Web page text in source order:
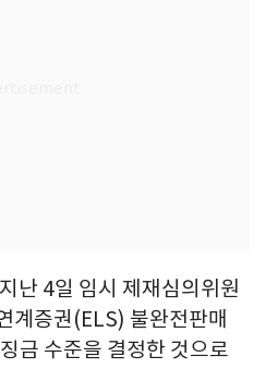
난 4일 임시 제재심의위원
계증권(ELS) 불완전판매
금 수준을 결정한 것으로